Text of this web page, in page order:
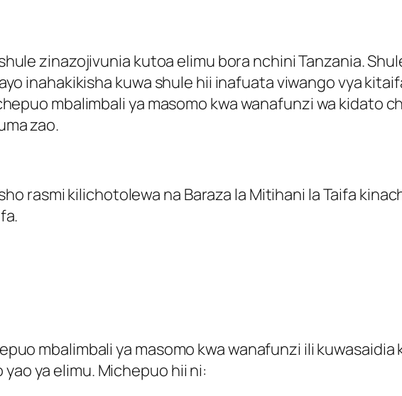
zinazojivunia kutoa elimu bora nchini Tanzania.
inahakikisha kuwa shule hii inafuata viwango vya
mbalimbali ya masomo kwa wanafunzi wa kidato
zao.
rasmi kilichotolewa na Baraza la Mitihani la Taifa
mbalimbali ya masomo kwa wanafunzi ili
ya elimu. Michepuo hii ni: